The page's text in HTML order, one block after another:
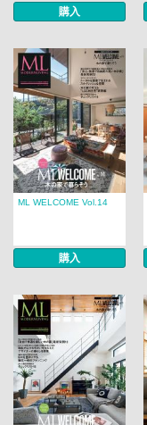
購入
ML WELCOME Vol.14
購入